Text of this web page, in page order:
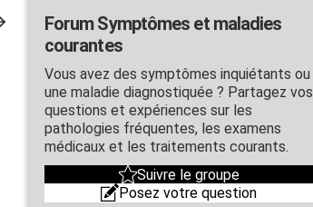
Forum Symptômes et maladies
courantes
Vous avez des symptômes inquiétants ou
une maladie diagnostiquée ? Partagez vos
questions et expériences sur les
pathologies fréquentes, les examens
médicaux et les traitements courants.
Suivre le groupe
Posez votre question